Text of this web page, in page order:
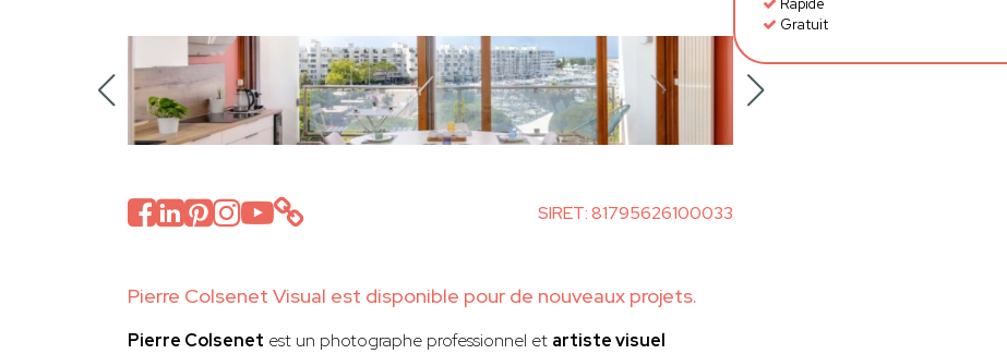
SIRET: 81795626100033
Pierre Colsenet Visual est disponible pour de nouveaux projets.
Pierre Colsenet est un photographe professionnel et artiste visuel
Rapide
Gratuit